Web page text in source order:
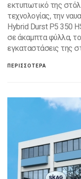
εκτυπωτικό της
τεχνολογίας, την
Hybrid Durst P5 350
σε άκαμπτα φύλλα,
εγκαταστάσεις της
ΠΕΡΙΣΣΟΤΕΡΑ